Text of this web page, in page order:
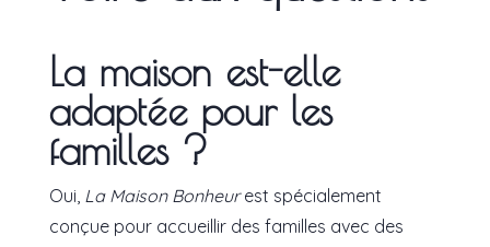
La maison est-elle
adaptée pour les
familles ?
Oui, La Maison Bonheurest spécialement
conçue pour accueillir des familles avec des